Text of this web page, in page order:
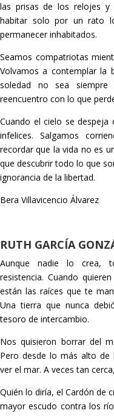
las prisas de los relojes y
habitar solo por un rato
permanecer inhabitados.
Seamos compatriotas
Volvamos a contemplar la
soledad no sea
reencuentro con lo que
Cuando el cielo se despeja
infelices. Salgamos
recordar que la vida no es
que descubrir todo lo que
ignorancia de la libertad.
Bera Villavicencio Álvarez
RUTH GARCÍA
Aunque nadie lo crea,
resistencia. Cuando
están las raíces que te
Una tierra que nunca
tesoro de intercambio.
Nos quisieron borrar del
Pero desde lo más alto de
ver el mar. A veces tan
Quién lo diría, el Cardón de
mayor escudo contra los